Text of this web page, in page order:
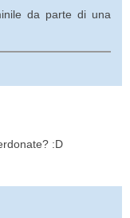
da parte di una
:D